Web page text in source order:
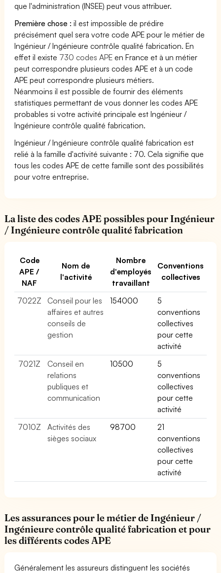
que l'administration (INSEE) peut vous attribuer.
Première chose : il est impossible de prédire
précisément quel sera votre code APE pour le métier de
Ingénieur / Ingénieure contrôle qualité fabrication. En
effet il existe 730 codes APE en France et à un métier
peut correspondre plusieurs codes APE et à un code
APE peut correspondre plusieurs métiers.
Néanmoins il est possible de fournir des éléments
statistiques permettant de vous donner les codes APE
probables si votre activité principale est Ingénieur /
Ingénieure contrôle qualité fabrication.
Ingénieur / Ingénieure contrôle qualité fabrication est
relié à la famille d'activité suivante : 70. Cela signifie que
tous les codes APE de cette famille sont des possibilités
pour votre entreprise.
La liste des codes APE possibles pour Ingénieur
/ Ingénieure contrôle qualité fabrication
Code
APE /
NAF
Nom de
l'activité
Nombre
d'employés
travaillant
Conventions
collectives
7022Z
Conseil pour les
affaires et autres
conseils de
gestion
154000
5
conventions
collectives
pour cette
activité
7021Z
Conseil en
relations
publiques et
communication
10500
5
conventions
collectives
pour cette
activité
7010Z
Activités des
sièges sociaux
98700
21
conventions
collectives
pour cette
activité
Les assurances pour le métier de Ingénieur /
Ingénieure contrôle qualité fabrication et pour
les différents codes APE
Généralement les assureurs distinguent les sociétés